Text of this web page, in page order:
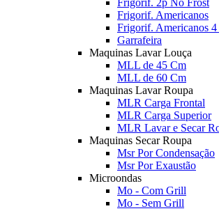
Frigorif. 2p No Frost
Frigorif. Americanos
Frigorif. Americanos 4
Garrafeira
Maquinas Lavar Louça
MLL de 45 Cm
MLL de 60 Cm
Maquinas Lavar Roupa
MLR Carga Frontal
MLR Carga Superior
MLR Lavar e Secar
Maquinas Secar Roupa
Msr Por Condensação
Msr Por Exaustão
Microondas
Mo - Com Grill
Mo - Sem Grill